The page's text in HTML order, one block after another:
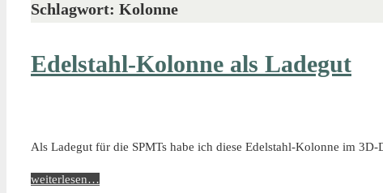
Schlagwort: Kolonne
Edelstahl-Kolonne als Ladegut
Als Ladegut für die SPMTs habe ich diese Edelstahl-Kolonne im 3D-
weiterlesen…